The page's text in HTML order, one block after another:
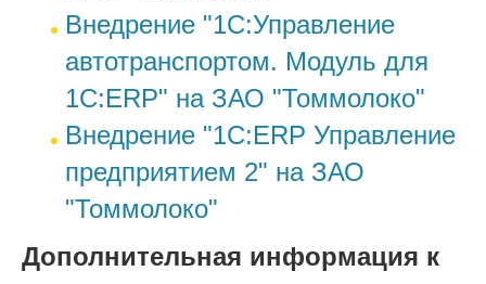
Внедрение "1С:Управление
автотранспортом. Модуль для
1С:ERP" на ЗАО "Томмолоко"
Внедрение "1С:ERP Управление
предприятием 2" на ЗАО
"Томмолоко"
Дополнительная информация к